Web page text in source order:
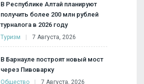
В Республике Алтай планируют
получить более 200 млн рублей
турналога в 2026 году
Туризм 7 Августа, 2026
В Барнауле построят новый мост
через Пивоварку
Общество 7 Августа, 2026